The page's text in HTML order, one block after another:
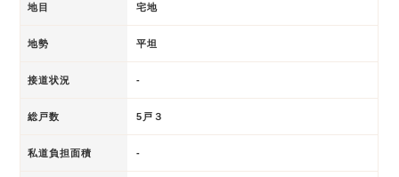
地目 宅地
地勢 平坦
接道状況 -
総戸数 5戸３
私道負担面積 -